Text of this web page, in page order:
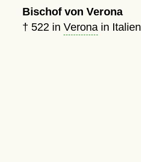
Bischof von Verona
† 522in Veronain Italien